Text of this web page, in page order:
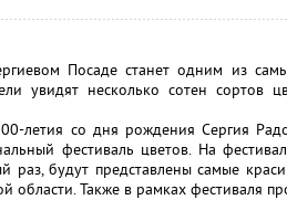
Посаде станет одним из
увидят несколько сотен
летия со дня рождения Сергия
фестиваль цветов. На
раз, будут представлены самые
области. Также в рамках фестиваля